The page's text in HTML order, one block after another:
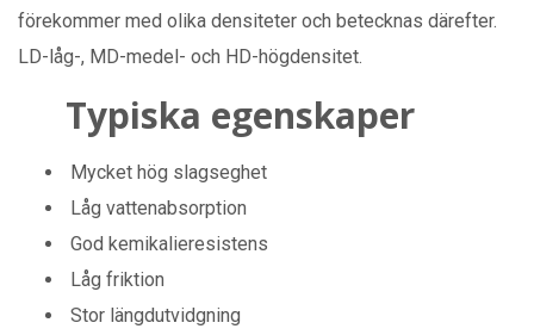
förekommer med olika densiteter och betecknas därefter.
LD-låg-, MD-medel- och HD-högdensitet.
Typiska egenskaper
Mycket hög slagseghet
Låg vattenabsorption
God kemikalieresistens
Låg friktion
Stor längdutvidgning